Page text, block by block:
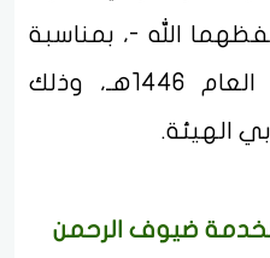
الله -، بمناسبة
نجاح موسم حج هذا العام 1446هـ، وذلك
الهيئة.
لخدمة ضيوف الرحمن